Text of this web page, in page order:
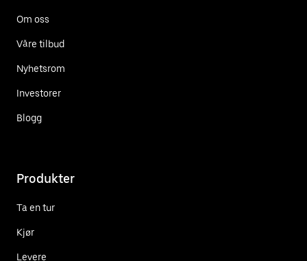
Om oss
Våre tilbud
Nyhetsrom
Investorer
Blogg
Produkter
Ta en tur
Kjør
Levere